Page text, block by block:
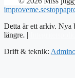
improveme.se
Detta är ett arkiv. Nya
längre. |
Drift & teknik: